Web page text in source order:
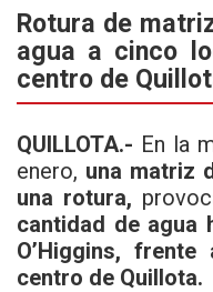
ce
b
o
o
k
tt
er
at
s
A
p
p
Rotura de
agua a cinco
centro de
QUILLOTA.- En la
enero, una matriz
una rotura,
cantidad de agua
O’Higgins,
centro de Quillota.